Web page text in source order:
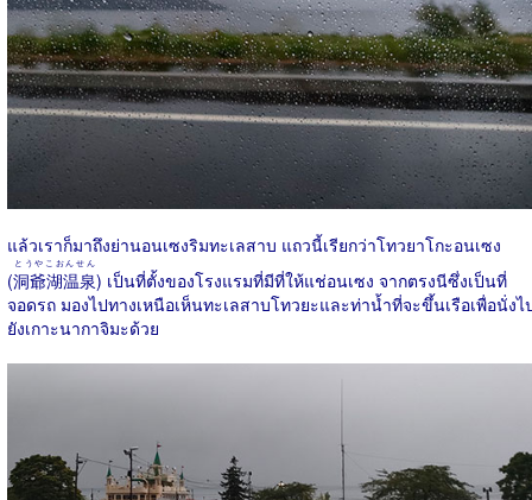
แล้วเราก็มาถึงย่านอนเซงริมทะเลสาบ แถวนี้เรียกว่าโทวยาโกะอนเซง
(洞爺湖温泉
とうやこおんせん
) เป็นที่ตั้งของโรงแรมที่มีที่ให้แช่อนเซง จากตรงนีซึ่งเป็นที่
จอดรถ มองไปทางเหนือเห็นทะเลสาบโทวยะและท่าน้ำที่จะขึ้นเรือเพื่อนั่งไ
ยังเกาะนากาจิมะด้วย